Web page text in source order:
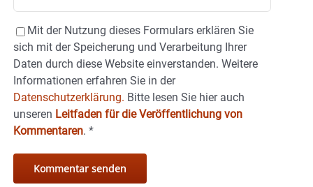
Mit der Nutzung dieses Formulars erklären Sie
sich mit der Speicherung und Verarbeitung Ihrer
Daten durch diese Website einverstanden. Weitere
Informationen erfahren Sie in der
Datenschutzerklärung. Bitte lesen Sie hier auch
unseren Leitfaden für die Veröffentlichung von
Kommentaren. *